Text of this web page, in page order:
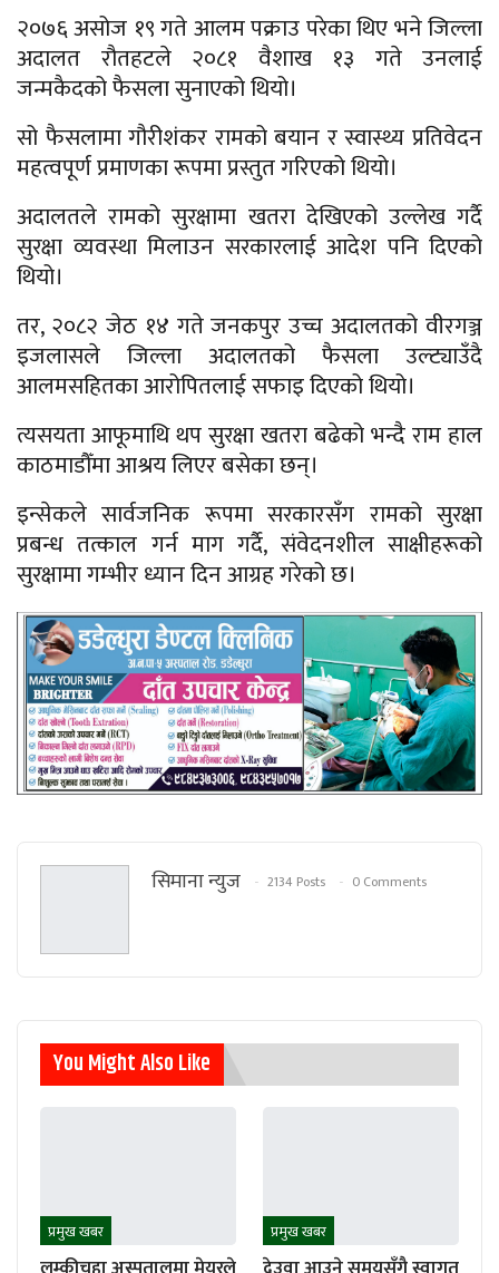
२०७६ असोज १९ गते आलम पक्राउ परेका थिए भने जिल्ला
अदालत रौतहटले २०८१ वैशाख १३ गते उनलाई
जन्मकैदको फैसला सुनाएको थियो।
सो फैसलामा गौरीशंकर रामको बयान र स्वास्थ्य प्रतिवेदन
महत्वपूर्ण प्रमाणका रूपमा प्रस्तुत गरिएको थियो।
अदालतले रामको सुरक्षामा खतरा देखिएको उल्लेख गर्दै
सुरक्षा व्यवस्था मिलाउन सरकारलाई आदेश पनि दिएको
थियो।
तर, २०८२ जेठ १४ गते जनकपुर उच्च अदालतको वीरगञ्ज
इजलासले जिल्ला अदालतको फैसला उल्ट्याउँदै
आलमसहितका आरोपितलाई सफाइ दिएको थियो।
त्यसयता आफूमाथि थप सुरक्षा खतरा बढेको भन्दै राम हाल
काठमाडौँमा आश्रय लिएर बसेका छन्।
इन्सेकले सार्वजनिक रूपमा सरकारसँग रामको सुरक्षा
प्रबन्ध तत्काल गर्न माग गर्दै, संवेदनशील साक्षीहरूको
सुरक्षामा गम्भीर ध्यान दिन आग्रह गरेको छ।
सिमाना न्युज 2134 Posts 0 Comments
You Might Also Like
प्रमुख खबर प्रमुख खबर